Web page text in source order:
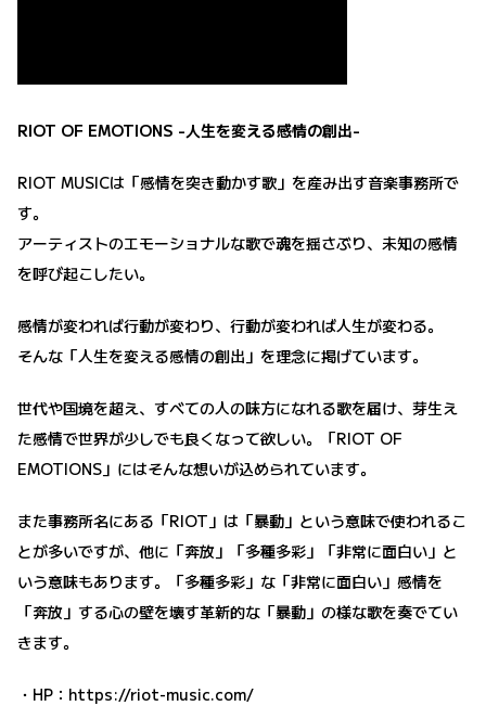
RIOT OF EMOTIONS -人生を変える感情の創出-
RIOT MUSICは「感情を突き動かす歌」を産み出す音楽事務所で
す。
アーティストのエモーショナルな歌で魂を揺さぶり、未知の感情
を呼び起こしたい。
感情が変われば行動が変わり、行動が変われば人生が変わる。
そんな「人生を変える感情の創出」を理念に掲げています。
世代や国境を超え、すべての人の味方になれる歌を届け、芽生え
た感情で世界が少しでも良くなって欲しい。「RIOT OF
EMOTIONS」にはそんな想いが込められています。
また事務所名にある「RIOT」は「暴動」という意味で使われるこ
とが多いですが、他に「奔放」「多種多彩」「非常に面白い」と
いう意味もあります。「多種多彩」な「非常に面白い」感情を
「奔放」する心の壁を壊す革新的な「暴動」の様な歌を奏でてい
きます。
・HP： https://riot-music.com/